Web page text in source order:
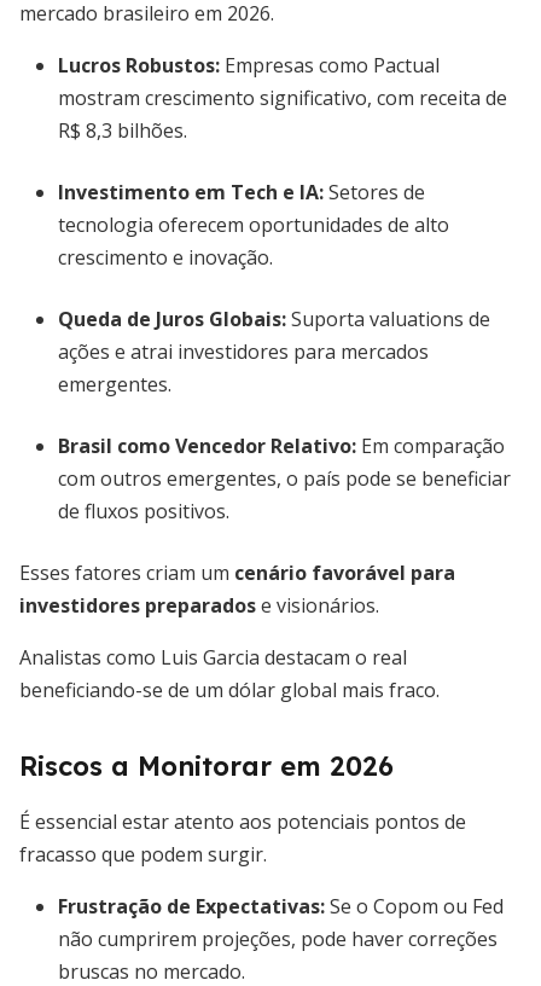
mercado brasileiro em 2026.
Lucros Robustos: Empresas como Pactual
mostram crescimento significativo, com receita de
R$ 8,3 bilhões.
Investimento em Tech e IA:Setores de
tecnologia oferecem oportunidades de alto
crescimento e inovação.
Queda de Juros Globais:Suporta valuations de
ações e atrai investidores para mercados
emergentes.
Brasil como Vencedor Relativo: Em comparação
com outros emergentes, o país pode se beneficiar
de fluxos positivos.
Esses fatores criam um cenário favorável para
investidores preparadose visionários.
Analistas como Luis Garcia destacam o real
beneficiando-se de um dólar global mais fraco.
Riscos a Monitorar em 2026
É essencial estar atento aos potenciais pontos de
fracasso que podem surgir.
Frustração de Expectativas:Se o Copom ou Fed
não cumprirem projeções, pode haver correções
bruscas no mercado.